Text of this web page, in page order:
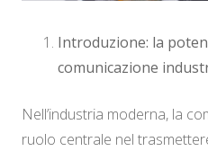
Introduzione: la
comunicazione
Nell’industria moderna, la
ruolo centrale nel